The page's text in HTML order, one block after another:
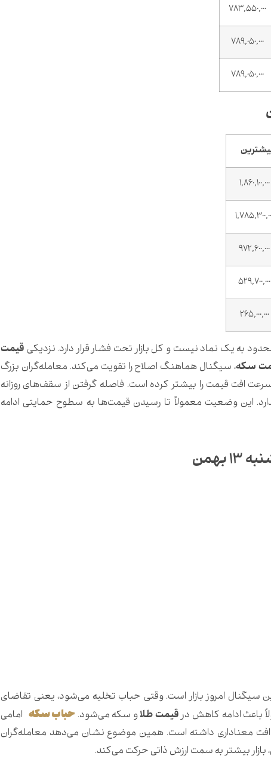
783,550,000
789,050,000
789,050,000
1,860,100,000
972,600,000
529,700,000
265,000,000
به یک نماد نیست و کل بازار تحت فشار قرار دارد. نزدیکی قیمت
سکه، سیگنال هماهنگ اصلاح را تقویت می‌کند. معامله‌گران بزرگ
افت قیمت را بیشتر کرده است. فاصله گرفتن از سقف‌های روزانه
این وضعیت معمولاً تا رسیدن قیمت‌ها به سطوح حمایتی ادامه
سیگنال امروز بازار است. وقتی حباب تخلیه می‌شود، یعنی تقاضای
باعث ادامه کاهش درقیمت طلاو سکه می‌شود. حباب سکه امامی
قبل افت معناداری داشته است. همین موضوع نشان می‌دهد معامله‌گران
بیشتر به سمت ارزش ذاتی حرکت می‌کند.